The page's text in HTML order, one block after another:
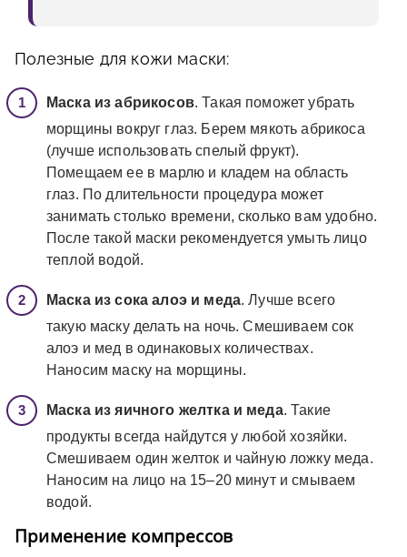
Полезные для кожи маски:
Маска из абрикосов. Такая поможет убрать
морщины вокруг глаз. Берем мякоть абрикоса
(лучше использовать спелый фрукт).
Помещаем ее в марлю и кладем на область
глаз. По длительности процедура может
занимать столько времени, сколько вам удобно.
После такой маски рекомендуется умыть лицо
теплой водой.
Маска из сока алоэ и меда. Лучше всего
такую маску делать на ночь. Смешиваем сок
алоэ и мед в одинаковых количествах.
Наносим маску на морщины.
Маска из яичного желтка и меда. Такие
продукты всегда найдутся у любой хозяйки.
Смешиваем один желток и чайную ложку меда.
Наносим на лицо на 15–20 минут и смываем
водой.
Применение компрессов